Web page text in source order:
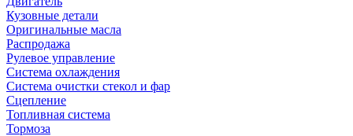
Кузовные детали
Оригинальные масла
Распродажа
Рулевое управление
Система охлаждения
Система очистки стекол и фар
Сцепление
Топливная система
Тормоза